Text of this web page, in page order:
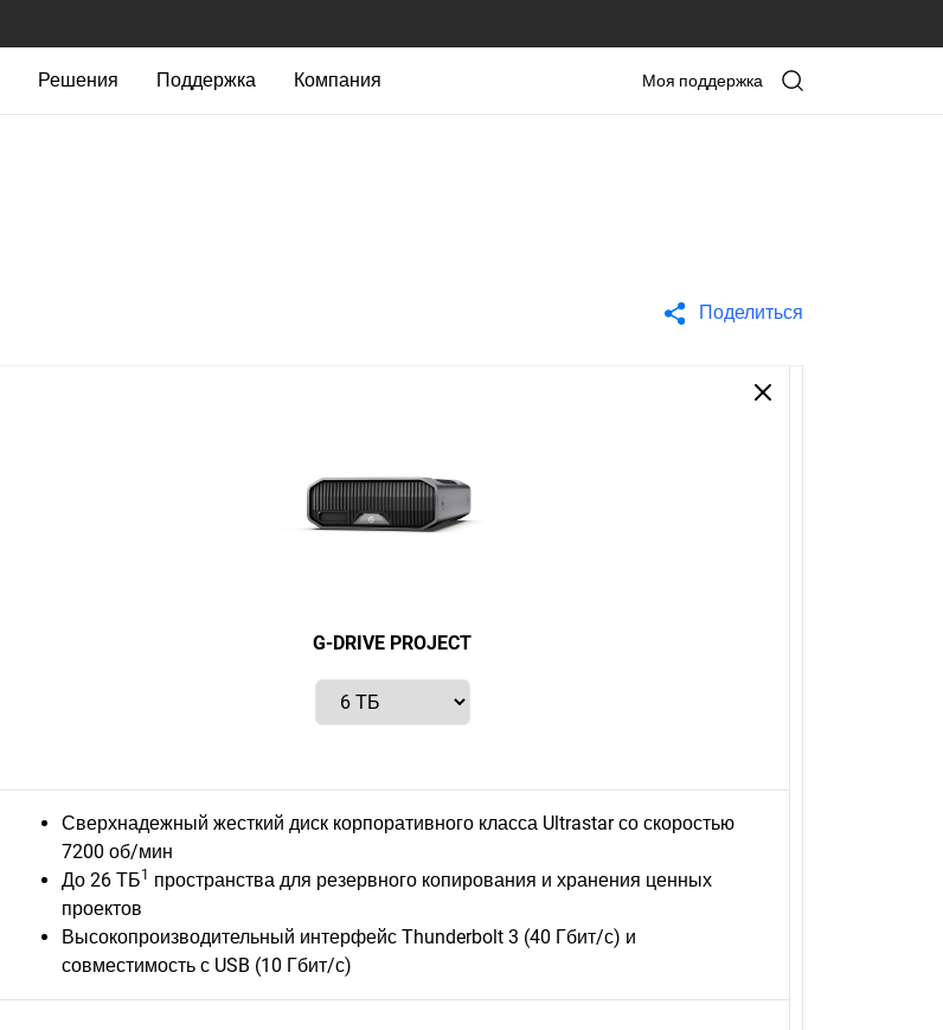
Решения Поддержка Компания Моя поддержка
Поделиться
G-DRIVE PROJECT
Сверхнадежный жесткий диск корпоративного класса Ultrastar со скоростью
7200 об/мин
До 26 ТБ1 пространства для резервного копирования и хранения ценных
проектов
Высокопроизводительный интерфейс Thunderbolt 3 (40 Гбит/с) и
совместимость с USB (10 Гбит/с)